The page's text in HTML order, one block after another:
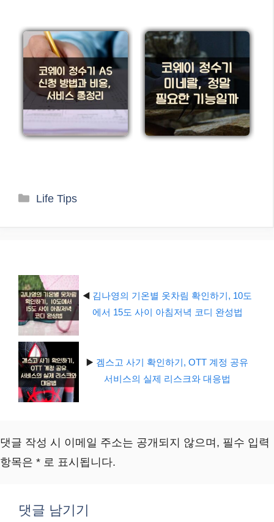
카
Life Tips
◀️ 김나영의 기온별 옷차림 확인하기, 10도
에서 15도 사이 아침저녁 코디 완성법
▶️ 겜스고 사기 확인하기, OTT 계정 공유
서비스의 실제 리스크와 대응법
댓글 작성 시 이메일 주소는 공개되지 않으며, 필수 입력
항목은 * 로 표시됩니다.
댓글 남기기